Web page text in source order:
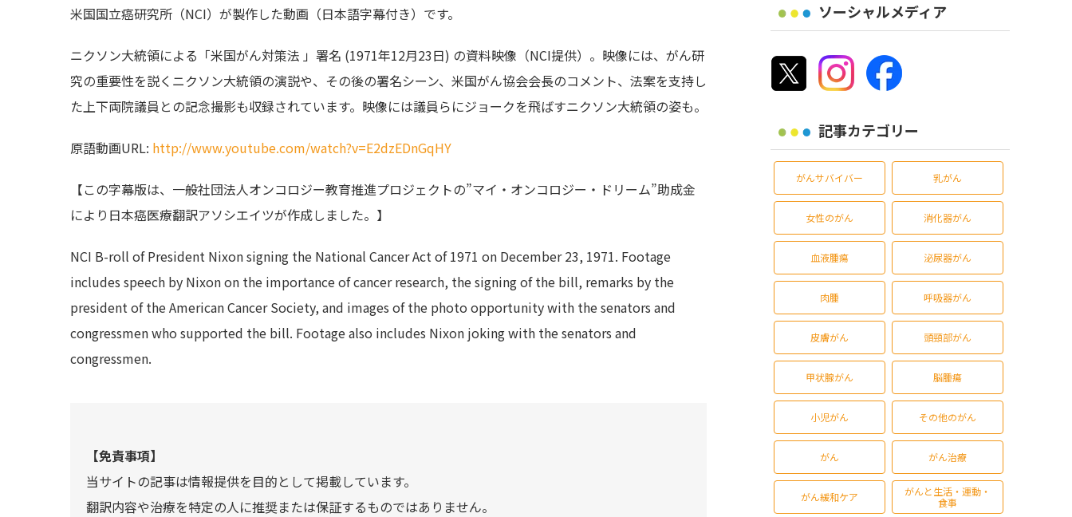
米国国立癌研究所（NCI）が製作した動画（日本語字幕付き）です。
ニクソン大統領による「米国がん対策法 」署名 (1971年12月23日) の資料映像（NCI提供）。映像には、がん研
究の重要性を説くニクソン大統領の演説や、その後の署名シーン、米国がん協会会長のコメント、法案を支持し
た上下両院議員との­記念撮影も収録されています。映像には議員らにジョークを飛ばすニクソン大統領の姿も。
原語動画URL: http://www.youtube.com/watch?v=E2dzEDnGqHY
【この字幕版は、一般社団法人オンコロジー教育推進プロジェクトの”マイ・オンコロジー・ドリーム”助成金
により日本癌医療翻訳アソシエイツが作成しました。】
NCI B-roll of President Nixon signing the National Cancer Act of 1971 on December 23, 1971. Footage
includes speech by Nixon on the importance of cancer research, the signing of the bill, remarks by the
president of the American Cancer Society, and images of the photo opportunity with the senators and
congressmen who supported the bill. Footage also includes Nixon joking with the senators and
congressmen.
【免責事項】
当サイトの記事は情報提供を目的として掲載しています。
翻訳内容や治療を特定の人に推奨または保証するものではありません。
ソーシャルメディア
記事カテゴリー
がんサバイバー 乳がん
女性のがん 消化器がん
血液腫瘍 泌尿器がん
肉腫 呼吸器がん
皮膚がん 頭頸部がん
甲状腺がん 脳腫瘍
小児がん その他のがん
がん がん治療
がん緩和ケア
がんと生活・運動・
食事